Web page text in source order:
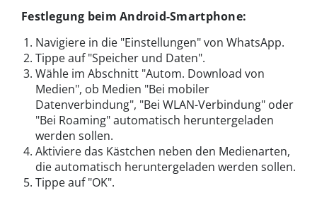
Festlegung beim Android-Smartphone:
Navigiere in die "Einstellungen" von WhatsApp.
Tippe auf "Speicher und Daten".
Wähle im Abschnitt "Autom. Download von
Medien", ob Medien "Bei mobiler
Datenverbindung", "Bei WLAN-Verbindung" oder
"Bei Roaming" automatisch heruntergeladen
werden sollen.
Aktiviere das Kästchen neben den Medienarten,
die automatisch heruntergeladen werden sollen.
Tippe auf "OK".